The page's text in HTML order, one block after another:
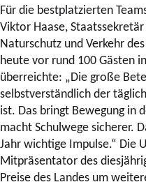
Für die bestplatzierten
Viktor Haase,
Naturschutz und Verkehr
heute vor rund 100 Gästen
überreichte: „Die große
selbstverständlich der
ist. Das bringt Bewegung in
macht Schulwege sicherer.
Jahr wichtige Impulse.“ Die
Mitpräsentator des
Preise des Landes um